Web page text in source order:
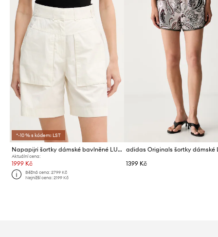
*-10 % s kódem: LST
Napapijri šortky dámské bavlněné LUCIDUM
Aktuální cena:
1999 Kč
Běžná cena:2799 Kč
Nejnižší cena:2199 Kč
1399 Kč